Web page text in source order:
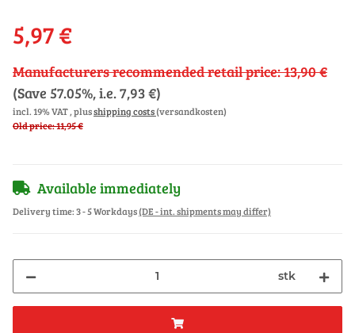
5,97 €
Manufacturers recommended retail price:13,90 €
(Save 57.05%, i.e.7,93 €)
incl. 19% VAT , plusshipping costs(versandkosten)
Old price: 11,95 €
Available immediately
Delivery time:3 - 5 Workdays(DE - int. shipments may differ)
stk